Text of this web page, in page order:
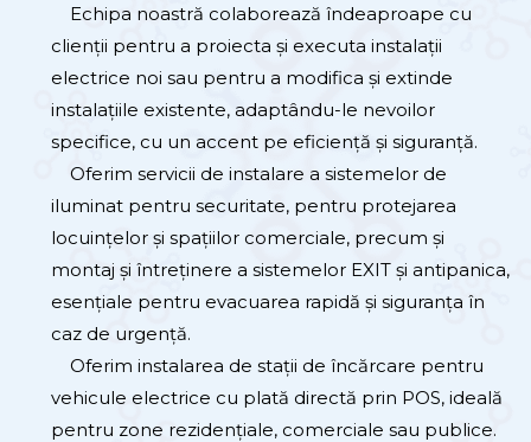
Echipa noastră colaborează îndeaproape cu
clienții pentru a proiecta și executa instalații
electrice noi sau pentru a modifica și extinde
instalațiile existente, adaptându-le nevoilor
specifice, cu un accent pe eficiență și siguranță.
Oferim servicii de instalare a sistemelor de
iluminat pentru securitate, pentru protejarea
locuințelor și spațiilor comerciale, precum și
montaj și întreținere a sistemelor EXIT și antipanica,
esențiale pentru evacuarea rapidă și siguranța în
caz de urgență.
Oferim instalarea de stații de încărcare pentru
vehicule electrice cu plată directă prin POS, ideală
pentru zone rezidențiale, comerciale sau publice.